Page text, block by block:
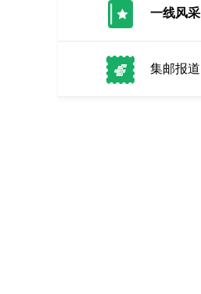
一线风采
集邮报道